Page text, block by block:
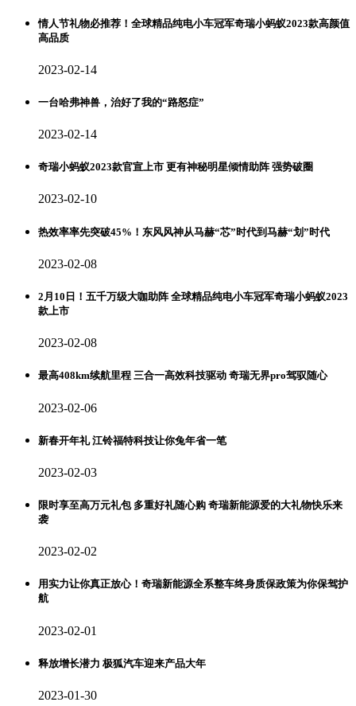
情人节礼物必推荐！全球精品纯电小车冠军奇瑞小蚂蚁2023款高颜值
高品质
2023-02-14
一台哈弗神兽，治好了我的“路怒症”
2023-02-14
奇瑞小蚂蚁2023款官宣上市 更有神秘明星倾情助阵 强势破圈
2023-02-10
热效率率先突破45%！东风风神从马赫“芯”时代到马赫“划”时代
2023-02-08
2月10日！五千万级大咖助阵 全球精品纯电小车冠军奇瑞小蚂蚁2023
款上市
2023-02-08
最高408km续航里程 三合一高效科技驱动 奇瑞无界pro驾驭随心
2023-02-06
新春开年礼 江铃福特科技让你兔年省一笔
2023-02-03
限时享至高万元礼包 多重好礼随心购 奇瑞新能源爱的大礼物快乐来
袭
2023-02-02
用实力让你真正放心！奇瑞新能源全系整车终身质保政策为你保驾护
航
2023-02-01
释放增长潜力 极狐汽车迎来产品大年
2023-01-30